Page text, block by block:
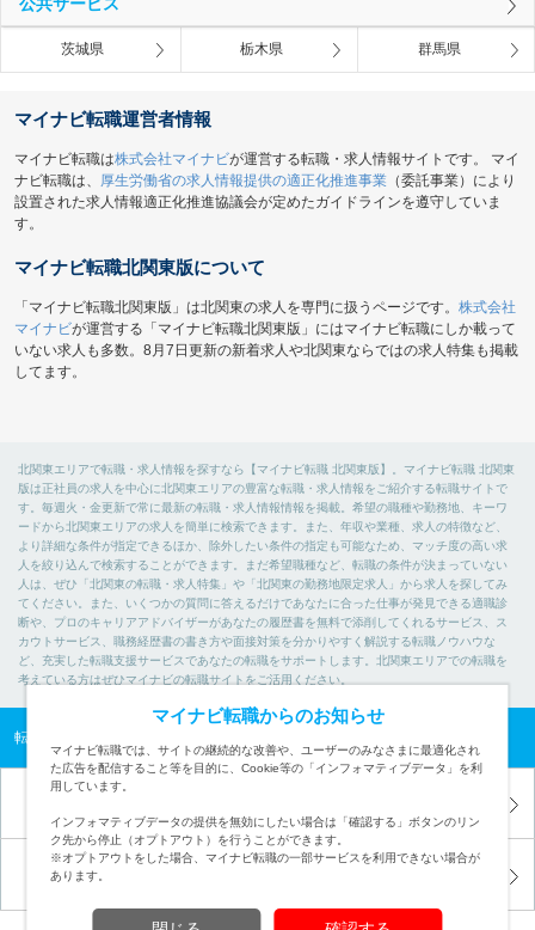
茨城県 栃木県 群馬県
マイナビ転職運営者情報
マイナビ転職は株式会社マイナビが運営する転職・求人情報サイトです。 マイ
ナビ転職は、 厚生労働省の求人情報提供の適正化推進事業 （委託事業）により
設置された求人情報適正化推進協議会が定めたガイドラインを遵守していま
す。
マイナビ転職北関東版について
「マイナビ転職北関東版」は北関東の求人を専門に扱うページです。 株式会社
マイナビが運営する「マイナビ転職北関東版」にはマイナビ転職にしか載って
いない求人も多数。8月7日更新の新着求人や北関東ならではの求人特集も掲載
してます。
北関東エリアで転職・求人情報を探すなら【マイナビ転職 北関東版】。マイナビ転職 北関東
版は正社員の求人を中心に北関東エリアの豊富な転職・求人情報をご紹介する転職サイトで
す。毎週火・金更新で常に最新の転職・求人情報情報を掲載。希望の職種や勤務地、キーワ
ードから北関東エリアの求人を簡単に検索できます。また、年収や業種、求人の特徴など、
より詳細な条件が指定できるほか、除外したい条件の指定も可能なため、マッチ度の高い求
人を絞り込んで検索することができます。まだ希望職種など、転職の条件が決まっていない
人は、ぜひ「北関東の転職・求人特集」や「北関東の勤務地限定求人」から求人を探してみ
てください。また、いくつかの質問に答えるだけであなたに合った仕事が発見できる適職診
断や、プロのキャリアアドバイザーがあなたの履歴書を無料で添削してくれるサービス、ス
カウトサービス、職務経歴書の書き方や面接対策を分かりやすく解説する転職ノウハウな
ど、充実した転職支援サービスであなたの転職をサポートします。北関東エリアでの転職を
考えている方はぜひマイナビの転職サイトをご活用ください。
転職TOP
マイナビ転職からのお知らせ
マイナビ転職では、サイトの継続的な改善や、ユーザーのみなさまに最適化され
た広告を配信すること等を目的に、Cookie等の「インフォマティブデータ」を利
用しています。
インフォマティブデータの提供を無効にしたい場合は「確認する」ボタンのリン
ク先から停止（オプトアウト）を行うことができます。
※オプトアウトをした場合、マイナビ転職の一部サービスを利用できない場合が
あります。